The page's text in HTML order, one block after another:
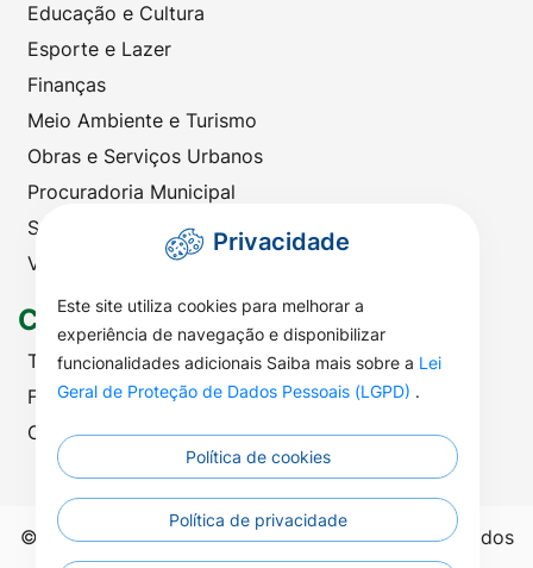
Educação e Cultura
Esporte e Lazer
Finanças
Meio Ambiente e Turismo
Obras e Serviços Urbanos
Procuradoria Municipal
Saúde
Viação e Transportes
Contato
Telefones Úteis
Fale com a Prefeitura
Ouvidoria | SIC
©2026 - Prefeitura Municipal de Nova Nazaré - Todos
os direitos reservados.
Privacidade
Este site utiliza cookies para melhorar a
experiência de navegação e disponibilizar
funcionalidades adicionais Saiba mais sobre a Lei
Geral de Proteção de Dados Pessoais (LGPD) .
Política de cookies
Política de privacidade